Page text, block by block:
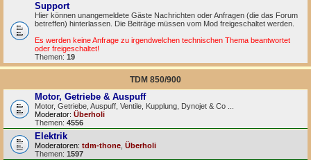
Support
Hier können unangemeldete Gäste Nachrichten oder Anfragen (die das Forum
betreffen) hinterlassen. Die Beiträge müssen vom Mod freigeschaltet werden.
Es werden keine Anfrage zu irgendwelchen technischen Thema beantwortet
oder freigeschaltet!
Themen: 19
TDM 850/900
Motor, Getriebe & Auspuff
Motor, Getriebe, Auspuff, Ventile, Kupplung, Dynojet & Co ...
Moderator: Überholi
Themen: 4556
Elektrik
Moderatoren: tdm-thone Überholi
Themen: 1597